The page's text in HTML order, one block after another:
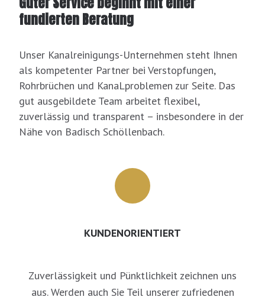
fundierten Beratung
Unser Kanalreinigungs-Unternehmen steht Ihnen
als kompetenter Partner bei Verstopfungen,
Rohrbrüchen und KanaLproblemen zur Seite. Das
gut ausgebildete Team arbeitet flexibel,
zuverlässig und transparent – insbesondere in der
Nähe von Badisch Schöllenbach.
KUNDENORIENTIERT
Zuverlässigkeit und Pünktlichkeit zeichnen uns
aus. Werden auch Sie Teil unserer zufriedenen